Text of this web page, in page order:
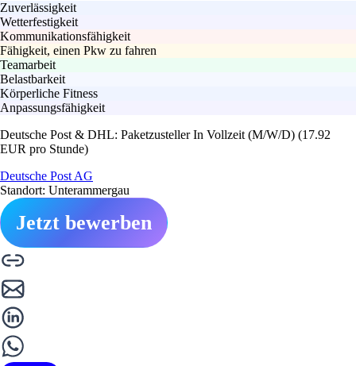
Zuverlässigkeit
Wetterfestigkeit
Kommunikationsfähigkeit
Fähigkeit, einen Pkw zu fahren
Teamarbeit
Belastbarkeit
Körperliche Fitness
Anpassungsfähigkeit
Deutsche Post & DHL: Paketzusteller In Vollzeit (M/W/D) (17.92
EUR pro Stunde)
Deutsche Post AG
Standort: Unterammergau
Jetzt bewerben